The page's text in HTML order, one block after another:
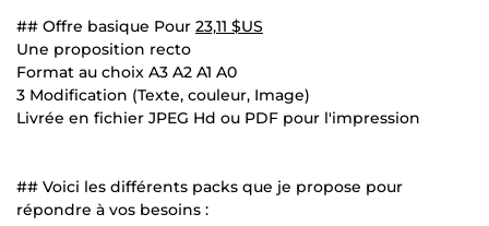
## Offre basique Pour 23,11 $US
Une proposition recto
Format au choix A3 A2 A1 A0
3 Modification (Texte, couleur, Image)
Livrée en fichier JPEG Hd ou PDF pour l'impression
## Voici les différents packs que je propose pour
répondre à vos besoins :